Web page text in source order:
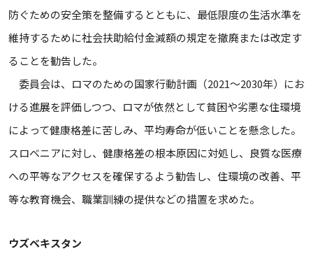
防ぐための安全策を整備するとともに、最低限度の生活水準を
維持するために社会扶助給付金減額の規定を撤廃または改定す
ることを勧告した。
委員会は、ロマのための国家行動計画（2021〜2030年）にお
ける進展を評価しつつ、ロマが依然として貧困や劣悪な住環境
によって健康格差に苦しみ、平均寿命が低いことを懸念した。
スロベニアに対し、健康格差の根本原因に対処し、良質な医療
への平等なアクセスを確保するよう勧告し、住環境の改善、平
等な教育機会、職業訓練の提供などの措置を求めた。
ウズベキスタン